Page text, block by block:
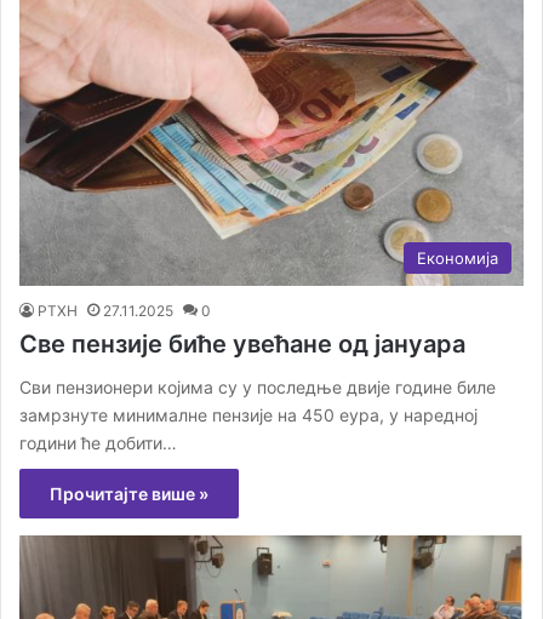
Економија
РТХН 27.11.2025 0
Све пензије биће увећане од јануара
Сви пензионери којима су у последње двије године биле
замрзнуте минималне пензије на 450 еура, у наредној
години ће добити…
Прочитајте више »